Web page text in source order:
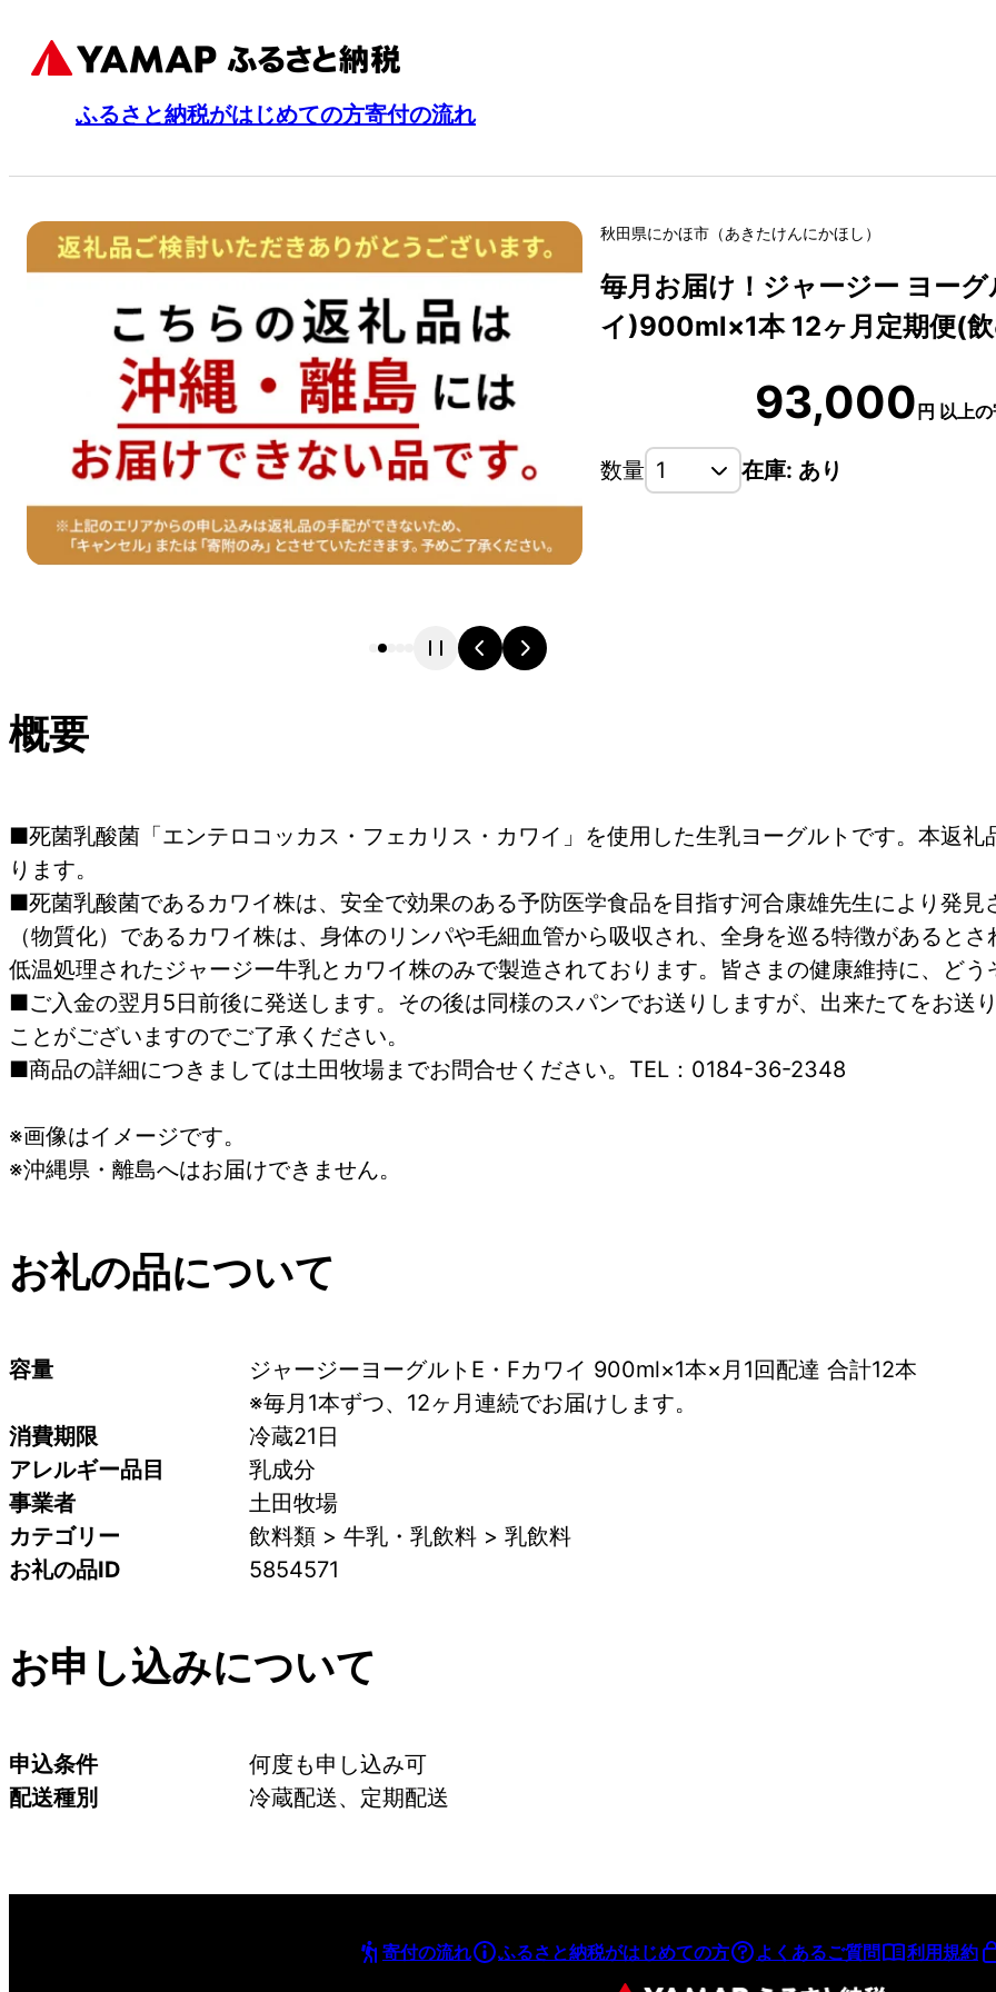
ふるさと納税がはじめての方寄付の流れ
秋田県にかほ市 （あきたけんにかほし ）
毎月お届け！ジャージー ヨー
イ)900ml×1本 12ヶ月定期便(
93,000円 以上
数量 在庫: あり
概要
■死菌乳酸菌「エンテロコッカス・フェカリス・カワイ」を使用した生乳ヨーグルトです。本返礼
ります。
■死菌乳酸菌であるカワイ株は、安全で効果のある予防医学食品を目指す河合康雄先生により発見
（物質化）であるカワイ株は、身体のリンパや毛細血管から吸収され、全身を巡る特徴があるとさ
低温処理されたジャージー牛乳とカワイ株のみで製造されております。皆さまの健康維持に、どう
■ご入金の翌月5日前後に発送します。その後は同様のスパンでお送りしますが、出来たてをお送
ことがございますのでご了承ください。
■商品の詳細につきましては土田牧場までお問合せください。TEL：0184-36-2348
※画像はイメージです。
※沖縄県・離島へはお届けできません。
お礼の品について
容量
ジャージーヨーグルトE・Fカワイ 900ml×1本×月1回配達 合計12本
※毎月1本ずつ、12ヶ月連続でお届けします。
消費期限
冷蔵21日
アレルギー品目
乳成分
事業者
土田牧場
カテゴリー
飲料類 > 牛乳・乳飲料 > 乳飲料
お礼の品ID
5854571
お申し込みについて
申込条件
何度も申し込み可
配送種別
冷蔵配送、定期配送
寄付の流れ ふるさと納税がはじめての方 よくあるご質問 利用規約